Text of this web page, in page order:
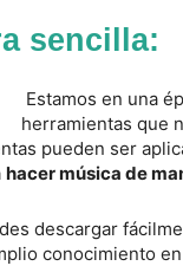
sencilla:
Estamos en una
herramientas que
pueden ser
hacer música de
descargar
conocimiento